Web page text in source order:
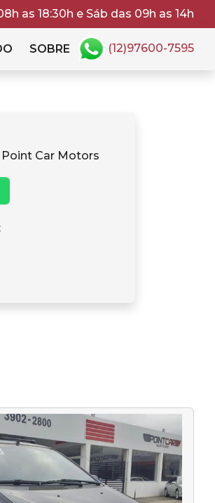
as 18:30h e Sáb das 09h as 14h
SOBRE (12)97600-7595
Car Motors